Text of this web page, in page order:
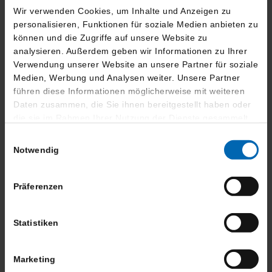
Wir verwenden Cookies, um Inhalte und Anzeigen zu
personalisieren, Funktionen für soziale Medien anbieten zu
können und die Zugriffe auf unsere Website zu
analysieren. Außerdem geben wir Informationen zu Ihrer
Verwendung unserer Website an unsere Partner für soziale
Medien, Werbung und Analysen weiter. Unsere Partner
führen diese Informationen möglicherweise mit weiteren
Daten zusammen, die Sie ihnen bereitgestellt haben oder
Notwendig
Präferenzen
Statistiken
Marketing
Dank.
Finanzierung
760,- €
mtl. Rate
36 Monate
Laufzeit
11.018,- €
Anzahlung
Darlehensgesamtbetrag
0.00,-
2.95 %
BMW Bank GmbH -
Lilienthalallee 26 -